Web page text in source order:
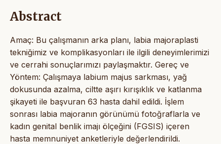
Abstract
Amaç: Bu çalışmanın arka planı, labia majoraplasti
tekniğimiz ve komplikasyonları ile ilgili deneyimlerimizi
ve cerrahi sonuçlarımızı paylaşmaktır. Gereç ve
Yöntem: Çalışmaya labium majus sarkması, yağ
dokusunda azalma, ciltte aşırı kırışıklık ve katlanma
şikayeti ile başvuran 63 hasta dahil edildi. İşlem
sonrası labia majoranın görünümü fotoğraflarla ve
kadın genital benlik imajı ölçeğini (FGSIS) içeren
hasta memnuniyet anketleriyle değerlendirildi.